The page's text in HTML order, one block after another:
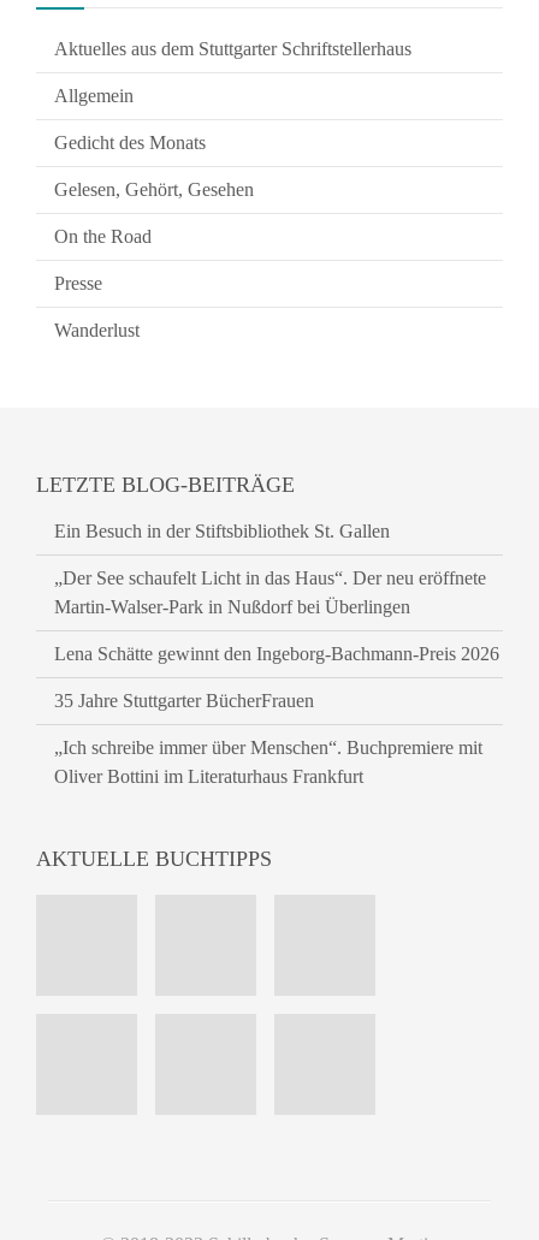
Aktuelles aus dem Stuttgarter Schriftstellerhaus
Allgemein
Gedicht des Monats
Gelesen, Gehört, Gesehen
On the Road
Presse
Wanderlust
LETZTE BLOG-BEITRÄGE
Ein Besuch in der Stiftsbibliothek St. Gallen
„Der See schaufelt Licht in das Haus“. Der neu eröffnete
Martin-Walser-Park in Nußdorf bei Überlingen
Lena Schätte gewinnt den Ingeborg-Bachmann-Preis 2026
35 Jahre Stuttgarter BücherFrauen
„Ich schreibe immer über Menschen“. Buchpremiere mit
Oliver Bottini im Literaturhaus Frankfurt
AKTUELLE BUCHTIPPS